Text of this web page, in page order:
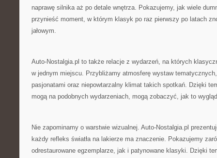
naprawę silnika aż po detale wnętrza. Pokazujemy, jak wiele
przynieść moment, w którym klasyk po raz pierwszy po latach
jałowym.
Auto-Nostalgia.pl to także relacje z wydarzeń, na których
w jednym miejscu. Przybliżamy atmosferę wystaw
pasjonatami oraz niepowtarzalny klimat takich spotkań. Dzięki
mogą na podobnych wydarzeniach, mogą zobaczyć, jak to
Nie zapominamy o warstwie wizualnej. Auto-Nostalgia.pl
każdy refleks światła na lakierze ma znaczenie. Pokazujemy
odrestaurowane egzemplarze, jak i patynowane klasyki. Dzięki